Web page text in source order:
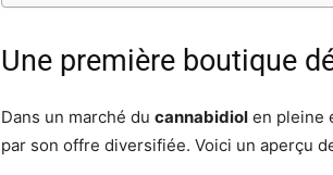
Une première boutique
Dans un marché du cannabidiol en pleine
par son offre diversifiée. Voici un aperçu